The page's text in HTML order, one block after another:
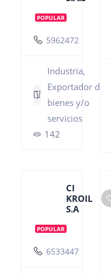
POPULAR
5962472
Industria,
Exportador de
bienes y/o
servicios
142
CI
KROIL
S.A
POPULAR
6533447